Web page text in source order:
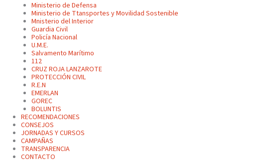
Ministerio de Defensa
Ministerio de Ttansportes y Movilidad Sostenible
Mnisterio del Interior
Guardia Civil
Policía Nacional
U.M.E.
Salvamento Marítimo
112
CRUZ ROJA LANZAROTE
PROTECCIÓN CIVIL
R.E.N
EMERLAN
GOREC
BOLUNTIS
RECOMENDACIONES
CONSEJOS
JORNADAS Y CURSOS
CAMPAÑAS
TRANSPARENCIA
CONTACTO